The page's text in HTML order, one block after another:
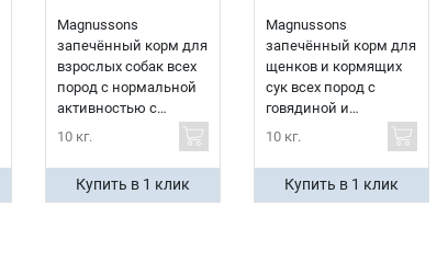
Magnussons
запечённый корм для
взрослых собак всех
пород с нормальной
активностью с
курицей
10 кг.
Купить в 1 клик
Magnussons
запечённый корм для
щенков и кормящих
сук всех пород с
говядиной и
свининой
10 кг.
Купить в 1 клик
Оформить заказ